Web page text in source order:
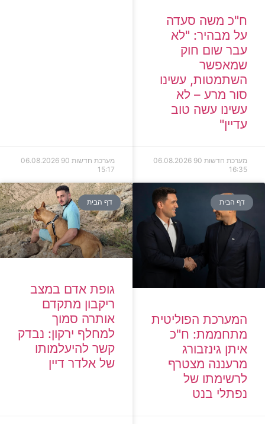
ח"כ משה סעדה
על מבהיר: "לא
עבר שום חוק
שמאפשר
השתמטות, עשינו
סור מרע – לא
עשינו עשה טוב
עדיין"
מערכת חדשות 90
06.08.2026
16:35
מערכת חדשות 90
06.08.2026
15:17
דף הבית
המערכת הפוליטית
מתחממת: ח"כ
איתן גינזבורג
מרעננה מצטרף
לרשימתו של
נפתלי בנט
דף הבית
גופת אדם במצב
ריקבון מתקדם
אותרה סמוך
למחלף ירקון: נבדק
קשר להיעלמותו
של אלדר דיין